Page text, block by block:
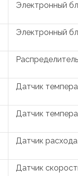
Электронный
Электронный
Распределитель
Датчик
Датчик
Датчик
Датчик